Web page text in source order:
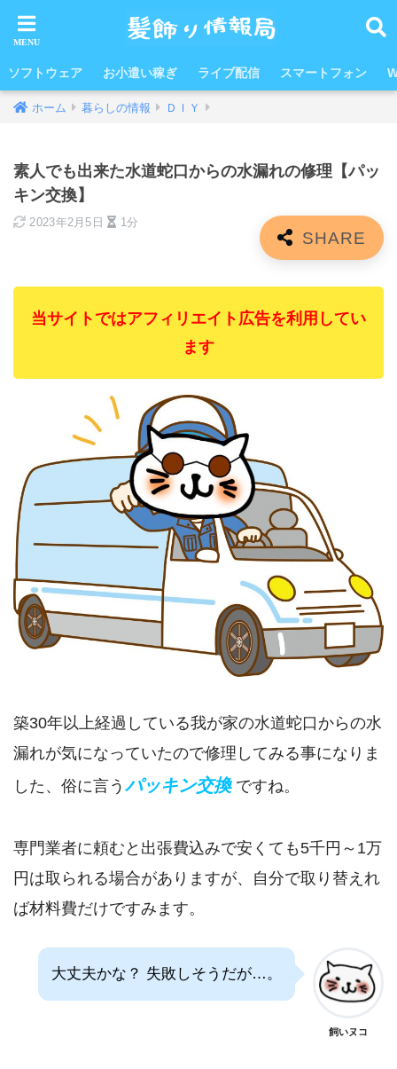
ソフトウェア お小遣い稼ぎ ライブ配信 スマートフォン
ホーム 暮らしの情報 ＤＩＹ
素人でも出来た水道蛇口からの水漏れの修理【パッ
キン交換】
2023年2月5日 1分
当サイトではアフィリエイト広告を利用してい
ます
築30年以上経過している我が家の水道蛇口からの水
漏れが気になっていたので修理してみる事になりま
した、俗に言う パッキン交換ですね。
専門業者に頼むと出張費込みで安くても5千円～1万
円は取られる場合がありますが、自分で取り替えれ
ば材料費だけですみます。
大丈夫かな？ 失敗しそうだが…。
飼いヌコ